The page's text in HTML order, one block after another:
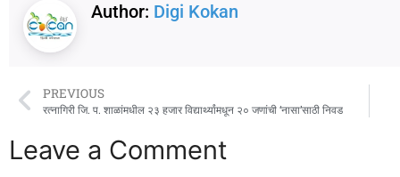
Author: Digi Kokan
PREVIOUS
रत्नागिरी जि. प. शाळांमधील २३ हजार विद्यार्थ्यांमधून २० जणांची ‘नासा’साठी निवड
Leave a Comment